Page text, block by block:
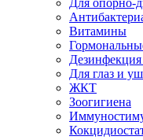
Для опорно-
Витамины
Дезинфекция
Для глаз и
ЖКТ
Зоогигиена